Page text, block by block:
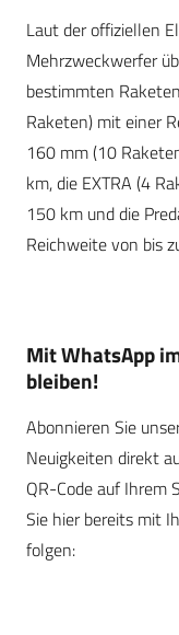
Laut der offiziellen
Mehrzweckwerfer
bestimmten
Raketen) mit einer
160 mm (10
km, die EXTRA (4
150 km und die
Reichweite von bis
Mit WhatsApp
bleiben!
Abonnieren Sie
Neuigkeiten direkt
QR-Code auf Ihrem
Sie hier bereits mit
folgen: